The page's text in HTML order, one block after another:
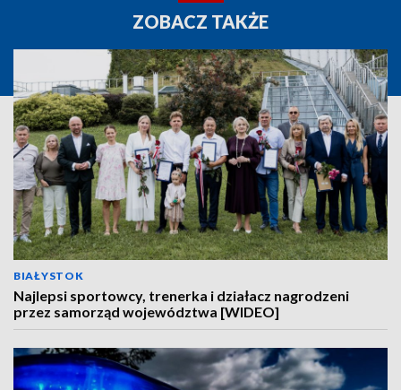
ZOBACZ TAKŻE
BIAŁYSTOK
Najlepsi sportowcy, trenerka i działacz nagrodzeni
przez samorząd województwa [WIDEO]